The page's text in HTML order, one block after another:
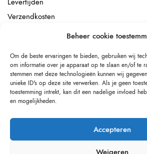
Beheer cookie
Om de beste ervaringen te bieden, gebruiken wij
om informatie over je apparaat op te slaan en/of te
stemmen met deze technologieën kunnen wij
unieke ID's op deze site verwerken. Als je geen
toestemming intrekt, kan dit een nadelige invloed
en mogelijkheden.
Accepteren
Weigeren
Verzendkosten
Afgemonteerd laten bezorgen
Drop-shipping
Link building